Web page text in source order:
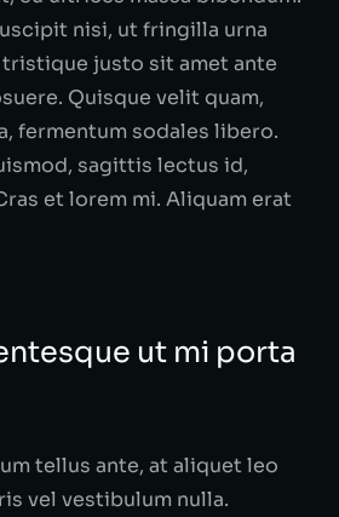
nisi, ut fringilla urna
justo sit amet ante
Quisque velit quam,
fermentum sodales libero.
sagittis lectus id,
et lorem mi. Aliquam erat
ut mi porta
tellus ante, at aliquet leo
vel vestibulum nulla.